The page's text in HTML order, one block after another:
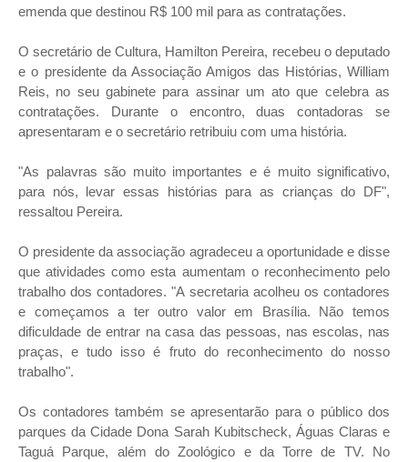
emenda que destinou R$ 100 mil para as contratações.
O secretário de Cultura, Hamilton Pereira, recebeu o deputado
e o presidente da Associação Amigos das Histórias, William
Reis, no seu gabinete para assinar um ato que celebra as
contratações. Durante o encontro, duas contadoras se
apresentaram e o secretário retribuiu com uma história.
"As palavras são muito importantes e é muito significativo,
para nós, levar essas histórias para as crianças do DF",
ressaltou Pereira.
O presidente da associação agradeceu a oportunidade e disse
que atividades como esta aumentam o reconhecimento pelo
trabalho dos contadores. "A secretaria acolheu os contadores
e começamos a ter outro valor em Brasília. Não temos
dificuldade de entrar na casa das pessoas, nas escolas, nas
praças, e tudo isso é fruto do reconhecimento do nosso
trabalho".
Os contadores também se apresentarão para o público dos
parques da Cidade Dona Sarah Kubitscheck, Águas Claras e
Taguá Parque, além do Zoológico e da Torre de TV. No